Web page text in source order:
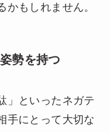
もしれません。
勢を持つ
」といったネガテ
手にとって大切な